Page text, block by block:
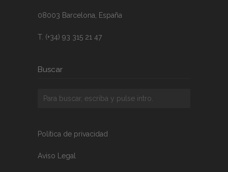
08003 Barcelona, España
T. (+34) 93 315 21 47
Buscar
Política de privacidad
Aviso Legal